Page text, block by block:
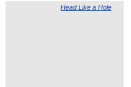
Head Like a Hole